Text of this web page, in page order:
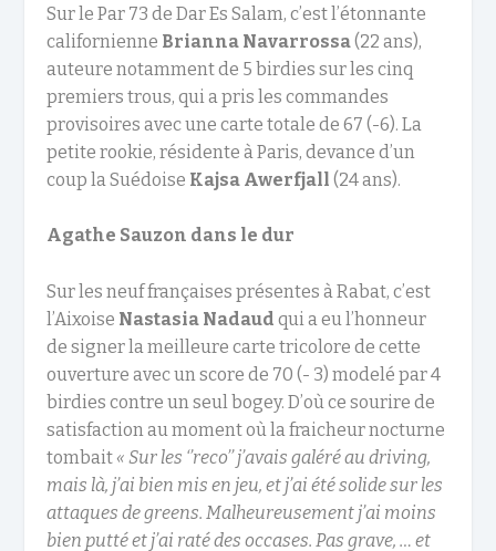
Sur le Par 73 de Dar Es Salam, c’est l’étonnante
californienne Brianna Navarrossa(22 ans),
auteure notamment de 5 birdies sur les cinq
premiers trous, qui a pris les commandes
provisoires avec une carte totale de 67 (-6). La
petite rookie, résidente à Paris, devance d’un
coup la Suédoise Kajsa Awerfjall (24 ans).
Agathe Sauzon dans le dur
Sur les neuf françaises présentes à Rabat, c’est
l’Aixoise Nastasia Nadaud qui a eu l’honneur
de signer la meilleure carte tricolore de cette
ouverture avec un score de 70 (- 3) modelé par 4
birdies contre un seul bogey. D’où ce sourire de
satisfaction au moment où la fraicheur nocturne
tombait « Sur les ‘’reco’’ j’avais galéré au driving,
mais là, j’ai bien mis en jeu, et j’ai été solide sur les
attaques de greens. Malheureusement j’ai moins
bien putté et j’ai raté des occases. Pas grave, … et